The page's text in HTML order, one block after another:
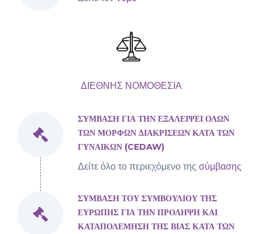
ΔΙΕΘΝΗΣ ΝΟΜΟΘΕΣΙΑ
ΣΥΜΒΑΣΗ ΓΙΑ ΤΗΝ ΕΞΑΛΕΙΨΕΙ ΟΛΩΝ
ΤΩΝ ΜΟΡΦΩΝ ΔΙΑΚΡΙΣΕΩΝ ΚΑΤΑ ΤΩΝ
ΓΥΝΑΙΚΩΝ (CEDAW)
Δείτε όλο το περιεχόμενο της σύμβασης
ΣΥΜΒΑΣΗ ΤΟΥ ΣΥΜΒΟΥΛΙΟΥ ΤΗΣ
ΕΥΡΩΠΗΣ ΓΙΑ ΤΗΝ ΠΡΟΛΗΨΗ ΚΑΙ
ΚΑΤΑΠΟΛΕΜΗΣΗ ΤΗΣ ΒΙΑΣ ΚΑΤΑ ΤΩΝ